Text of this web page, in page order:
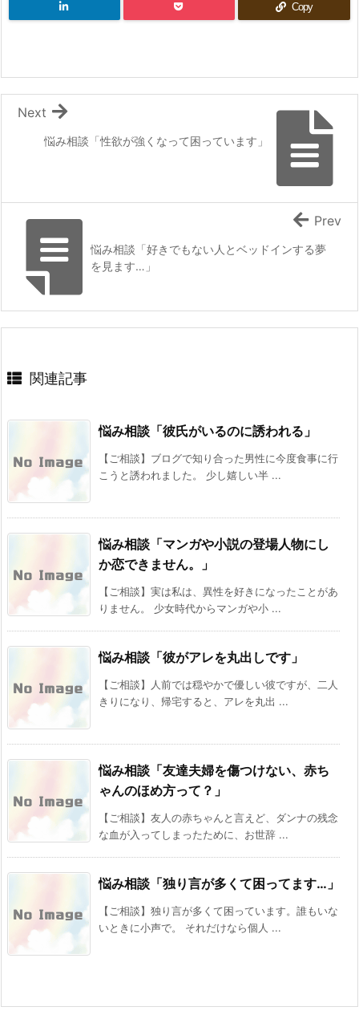
Copy
悩み相談「性欲が強くなって困っています」
Next
悩み相談「好きでもない人とベッドインする夢
を見ます…」
Prev
関連記事
悩み相談「彼氏がいるのに誘われる」
【ご相談】ブログで知り合った男性に今度食事に行
こうと誘われました。 少し嬉しい半 ...
悩み相談「マンガや小説の登場人物にし
か恋できません。」
【ご相談】実は私は、異性を好きになったことがあ
りません。 少女時代からマンガや小 ...
悩み相談「彼がアレを丸出しです」
【ご相談】人前では穏やかで優しい彼ですが、二人
きりになり、帰宅すると、アレを丸出 ...
悩み相談「友達夫婦を傷つけない、赤ち
ゃんのほめ方って？」
【ご相談】友人の赤ちゃんと言えど、ダンナの残念
な血が入ってしまったために、お世辞 ...
悩み相談「独り言が多くて困ってます…」
【ご相談】独り言が多くて困っています。誰もいな
いときに小声で。 それだけなら個人 ...